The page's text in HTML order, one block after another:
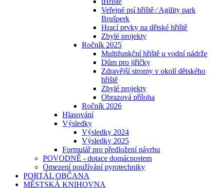
Veřejné psí hřiště ⁄ Agility park
Brušperk
Hrací prvky na dětské hřiště
Zbylé projekty
Ročník 2025
Multifunkční hřiště u vodní nádrže
Dům pro jiřičky
Zdravější stromy v okolí dětského
hřiště
Zbylé projekty
Obrazová příloha
Ročník 2026
Hlasování
Výsledky
Výsledky 2024
Výsledky 2025
Formulář pro předložení návrhu
POVODNĚ - dotace domácnostem
Omezení používání pyrotechniky
PORTÁL OBČANA
MĚSTSKÁ KNIHOVNA